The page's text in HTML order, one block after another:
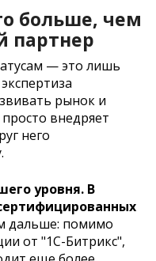
больше, чем
партнер
— это лишь
рынок и
внедряет
него
уровня. В
дальше: помимо
от "1С-Битрикс",